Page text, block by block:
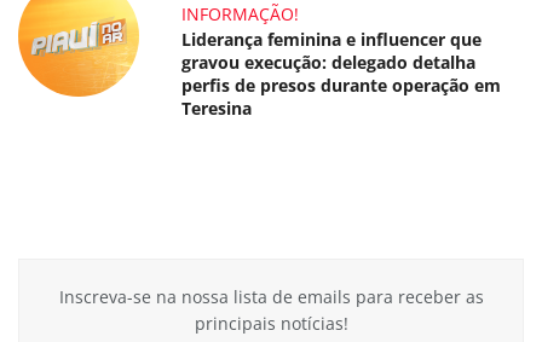
INFORMAÇÃO!
Liderança feminina e influencer que
gravou execução: delegado detalha
perfis de presos durante operação em
Teresina
Inscreva-se na nossa lista de emails para receber as
principais notícias!